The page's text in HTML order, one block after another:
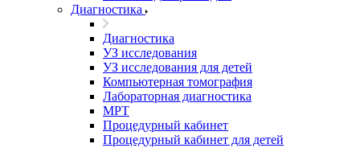
Диагностика
Диагностика
УЗ исследования
УЗ исследования для детей
Компьютерная томография
Лабораторная диагностика
МРТ
Процедурный кабинет
Процедурный кабинет для детей